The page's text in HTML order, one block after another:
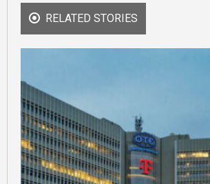
RELATED STORIES